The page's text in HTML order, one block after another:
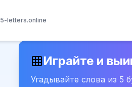
5-letters.online
Играйте и
Угадывайте слова из 5